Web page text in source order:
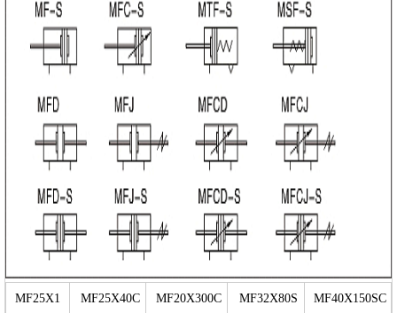
MF25X1
MF25X40C
MF20X300C
MF32X80S
MF40X150SC